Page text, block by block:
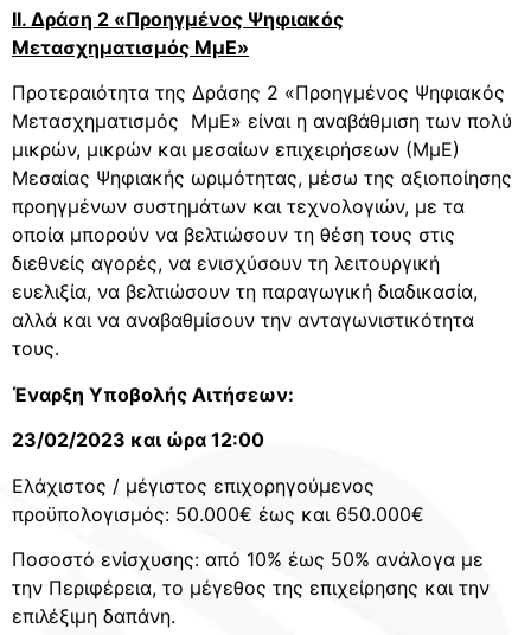
II. Δράση 2 «Προηγμένος Ψηφιακός
Μετασχηματισμός ΜμΕ»
Προτεραιότητα της Δράσης 2 «Προηγμένος Ψηφιακός
Μετασχηματισμός ΜμΕ» είναι η αναβάθμιση των πολύ
μικρών, μικρών και μεσαίων επιχειρήσεων (ΜμΕ)
Μεσαίας Ψηφιακής ωριμότητας, μέσω της αξιοποίησης
προηγμένων συστημάτων και τεχνολογιών, με τα
οποία μπορούν να βελτιώσουν τη θέση τους στις
διεθνείς αγορές, να ενισχύσουν τη λειτουργική
ευελιξία, να βελτιώσουν τη παραγωγική διαδικασία,
αλλά και να αναβαθμίσουν την ανταγωνιστικότητα
τους.
Έναρξη Υποβολής Αιτήσεων:
23/02/2023 και ώρα 12:00
Ελάχιστος / μέγιστος επιχορηγούμενος
προϋπολογισμός: 50.000€ έως και 650.000€
Ποσοστό ενίσχυσης: από 10% έως 50% ανάλογα με
την Περιφέρεια, το μέγεθος της επιχείρησης και την
επιλέξιμη δαπάνη.